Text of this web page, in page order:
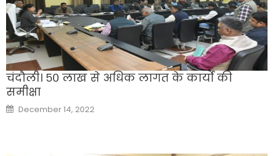
चंदौली। ५० लाख से अधिक लागत के कार्यो की
समीक्षा
Posted
on
December 14, 2022